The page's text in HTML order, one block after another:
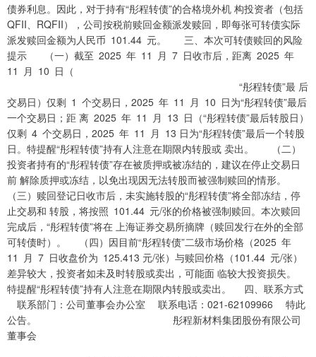
债券利息。因此，对于持有“彤程转债”的合格境外机 构投资者（包括
QFII、RQFII），公司按税前赎回金额派发赎回，即每张可转债实际
派发赎回金额为人民币 101.44 元。 三、本次可转债赎回的风险
提示 （一）截至 2025 年 11 月 7 日收市后，距离 2025 年
11 月 10 日（
“彤程转债”最 后
交易日）仅剩 1 个交易日，2025 年 11 月 10 日为“彤程转债”最后
一个交易日；距 离 2025 年 11 月 13 日（“彤程转债”最后转股日）
仅剩 4 个交易日，2025 年 11 月 13 日为“彤程转债”最后一个转股
日。特提醒“彤程转债”持有人注意在期限内转股或 卖出。 （二）
投资者持有的“彤程转债”存在被质押或被冻结的，建议在停止交易日
前 解除质押或冻结，以免出现因无法转股而被强制赎回的情形。
（三）赎回登记日收市后，未实施转股的“彤程转债”将全部冻结，停
止交易和 转股，将按照 101.44 元/张的价格被强制赎回。本次赎回
完成后，“彤程转债”将在 上海证券交易所摘牌（赎回发行在外的全部
可转债时）。 （四）因目前“彤程转债”二级市场价格（2025 年
11 月 7 日收盘价为 125.413 元/张）与赎回价格（101.44 元/张）
差异较大，投资者如未及时转股或卖出，可能面 临较大投资损失。
特提醒“彤程转债”持有人注意在期限内转股或卖出。 四、联系方式
联系部门：公司董事会办公室 联系电话：021-62109966 特此
公告。 彤程新材料集团股份有限公司
董事会